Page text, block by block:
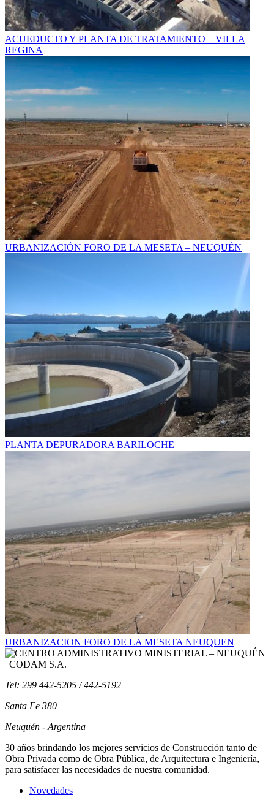
ACUEDUCTO Y PLANTA DE TRATAMIENTO – VILLA
REGINA
URBANIZACIÓN FORO DE LA MESETA – NEUQUÉN
PLANTA DEPURADORA BARILOCHE
URBANIZACION FORO DE LA MESETA NEUQUEN
Tel: 299 442-5205 / 442-5192
Santa Fe 380
Neuquén - Argentina
30 años brindando los mejores servicios de Construcción tanto de
Obra Privada como de Obra Pública, de Arquitectura e Ingeniería,
para satisfacer las necesidades de nuestra comunidad.
Novedades